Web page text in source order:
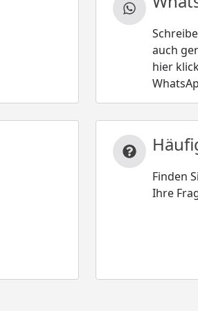
auch
hier
Finden
Ihre